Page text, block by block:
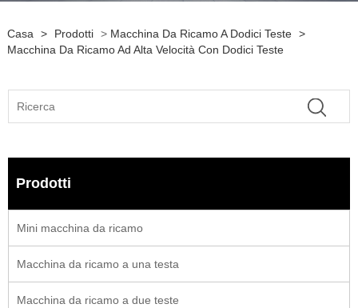
Casa > Prodotti > Macchina Da Ricamo A Dodici Teste >
Macchina Da Ricamo Ad Alta Velocità Con Dodici Teste
Prodotti
Mini macchina da ricamo
Macchina da ricamo a una testa
Macchina da ricamo a due teste